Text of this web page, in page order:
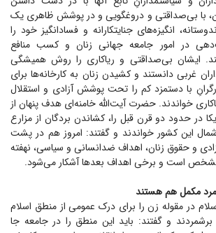
با بی‌صداقتی و دروغگویی و در پوشش ظاهری یک
انگیزه‌های جنایتکارانه و فسادانگیز خود را
در امور جامعه جهانی زنان و کسب منافع
ایشان بی‌صداقتی و ریاکاری را روش همیشگی
غربی دانستند و کشیدن زنان به کارخانه‌ها برای
با دستمزد کم را تحت پوشش آزادی و استقلال
خواندند. حضرت آیت‌الله خامنه‌ای هدف پنهان از
در حدود دو قرن قبل را، کشاندن بردگان از مزارع
این کشور خواندند و گفتند: امروز هم در پشت
و حقوق زنان، اهداف ضدانسانی و سیاسی، نهفته
است و برخی اهداف بعد‌ها آشکار می‌شود.
مکمل هم هستند
در مقوله زن را برای درک عمومی از منطق اسلام
و گفتند: باید این منطق را در جامعه جا